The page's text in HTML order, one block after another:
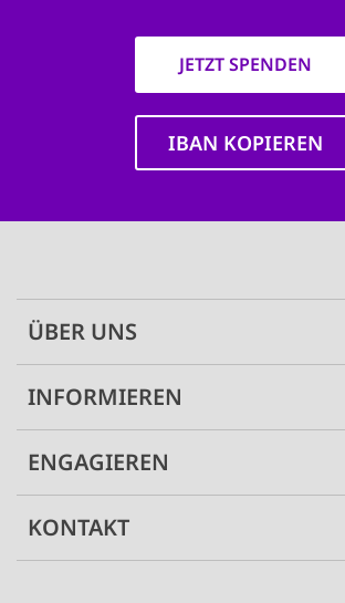
JETZT SPENDEN
IBAN KOPIEREN
ÜBER UNS
INFORMIEREN
ENGAGIEREN
KONTAKT